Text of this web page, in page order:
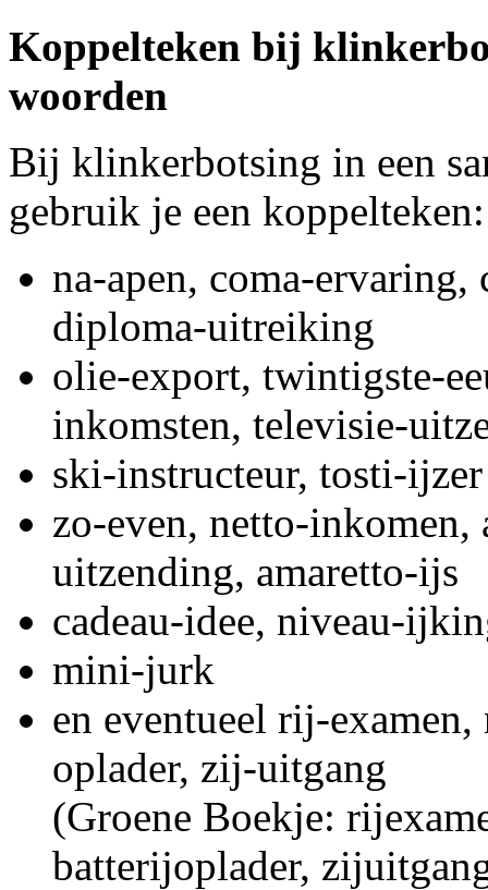
Koppelteken bij
woorden
Bij klinkerbotsing in een
gebruik je een koppelteken:
na-apen, coma-
diploma-uitreiking
olie-export, twintigste-
inkomsten, televisie-
ski-instructeur, tosti-ijzer
zo-even, netto-
uitzending, amaretto-ijs
cadeau-idee, niveau-
mini-jurk
en eventueel rij-
oplader, zij-uitgang
(Groene Boekje:
batterijoplader,